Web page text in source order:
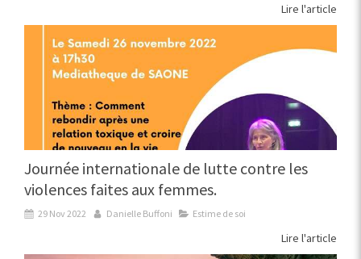
Lire l'article
Journée internationale de lutte contre les
violences faites aux femmes.
29 Nov 2022 Danielle Buffoni Estime de soi
Lire l'article